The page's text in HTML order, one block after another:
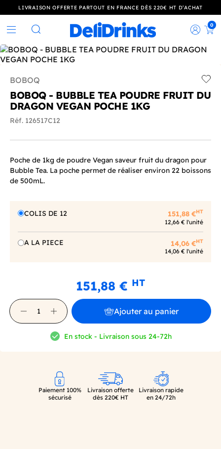
LIVRAISON OFFERTE PARTOUT EN FRANCE DÈS 220€ HT D’ACHAT
Rechercher
0
BOBOQ
BOBOQ - BUBBLE TEA POUDRE FRUIT DU
DRAGON VEGAN POCHE 1KG
Réf. 126517C12
Poche de 1kg de poudre Vegan saveur fruit du dragon pour
Bubble Tea. La poche permet de réaliser environ 22 boissons
de 500mL.
COLIS DE 12 151,88 €HT
12,66 € l'unité
A LA PIECE 14,06 €HT
14,06 € l'unité
151,88 € HT
Ajouter au panier
En stock - Livraison sous 24-72h
Paiement 100%
sécurisé
Livraison offerte
dès 220€ HT
Livraison rapide
en 24/72h